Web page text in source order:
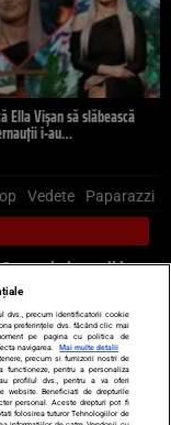
Ella Vișan să slăbească
i-au…
Vedete Paparazzi
sau trimite mail la
de vise
LIFE STYLE
dvs., precum identificatorii cookie
preferințele dvs. făcând clic mai
pe pagina cu politica de
navigarea.
Mai multe detalii
precum si furnizorii nostri de
pentru a personaliza
profilul dvs., pentru a va oferi
website. Beneficiati de drepturile
personal. Aceste drepturi pot fi
folosirea tuturor Tehnologiilor de